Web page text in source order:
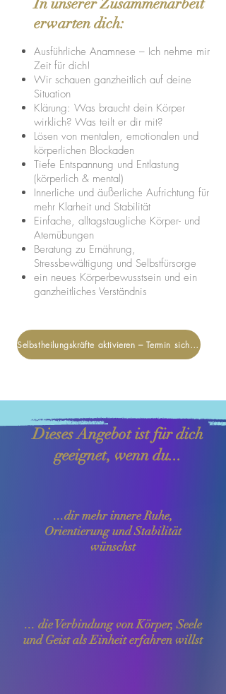
erwarten dich:
Ausführliche Anamnese – Ich nehme mir
Zeit für dich!
Wir schauen ganzheitlich auf deine
Situation
Klärung: Was braucht dein Körper
wirklich? Was teilt er dir mit?
Lösen von mentalen, emotionalen und
körperlichen Blockaden
Tiefe Entspannung und Entlastung
(körperlich & mental)
Innerliche und äußerliche Aufrichtung für
mehr Klarheit und Stabilität
Einfache, alltagstaugliche Körper- und
Atemübungen
Beratung zu Ernährung,
Stressbewältigung und Selbstfürsorge
ein neues Körperbewusstsein und ein
ganzheitliches Verständnis
Selbstheilungskräfte aktivieren – Termin sichern
Dieses Angebot ist für dich
geeignet, wenn du...
...dir mehr innere Ruhe,
Orientierung und Stabilität
wünschst
... die Verbindung von Körper, Seele
und Geist als Einheit erfahren willst